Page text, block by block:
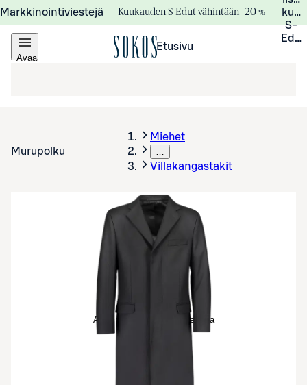
Markkinointiviestejä Kuukauden S-Edut vähintään –20 %
S-
Avaa
Etusivu
Murupolku
Miehet
…
Villakangastakit
Avaa tuotekuva suurennettuna